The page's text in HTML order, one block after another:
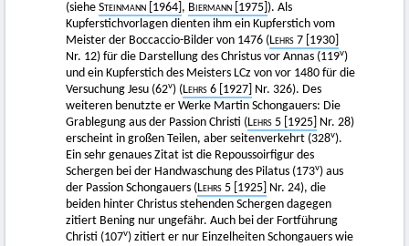
(siehe Steinmann [1964] , Biermann [1975] ). Als
Kupferstichvorlagen dienten ihm ein Kupferstich vom
Meister der Boccaccio-Bilder von 1476 (Lehrs 7 [1930]
Nr. 12) für die Darstellung des Christus vor Annas (119v)
und ein Kupferstich des Meisters LCz von vor 1480 für die
Versuchung Jesu (62v) (Lehrs 6 [1927] Nr. 326). Des
weiteren benutzte er Werke Martin Schongauers: Die
Grablegung aus der Passion Christi (Lehrs 5 [1925] Nr. 28)
erscheint in großen Teilen, aber seitenverkehrt (328v).
Ein sehr genaues Zitat ist die Repoussoirfigur des
Schergen bei der Handwaschung des Pilatus (173v) aus
der Passion Schongauers (Lehrs 5 [1925] Nr. 24), die
beiden hinter Christus stehenden Schergen dagegen
zitiert Bening nur ungefähr. Auch bei der Fortführung
Christi (107v) zitiert er nur Einzelheiten Schongauers wie